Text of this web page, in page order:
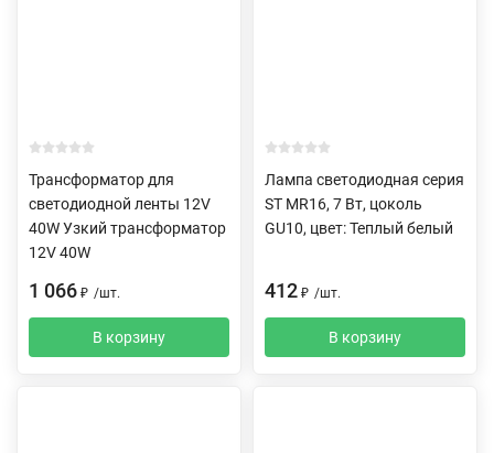
Трансформатор для
светодиодной ленты 12V
40W Узкий трансформатор
12V 40W
1 066 ₽ /шт.
В корзину
Лампа светодиодная серия
ST MR16, 7 Вт, цоколь
GU10, цвет: Теплый белый
412 ₽ /шт.
В корзину